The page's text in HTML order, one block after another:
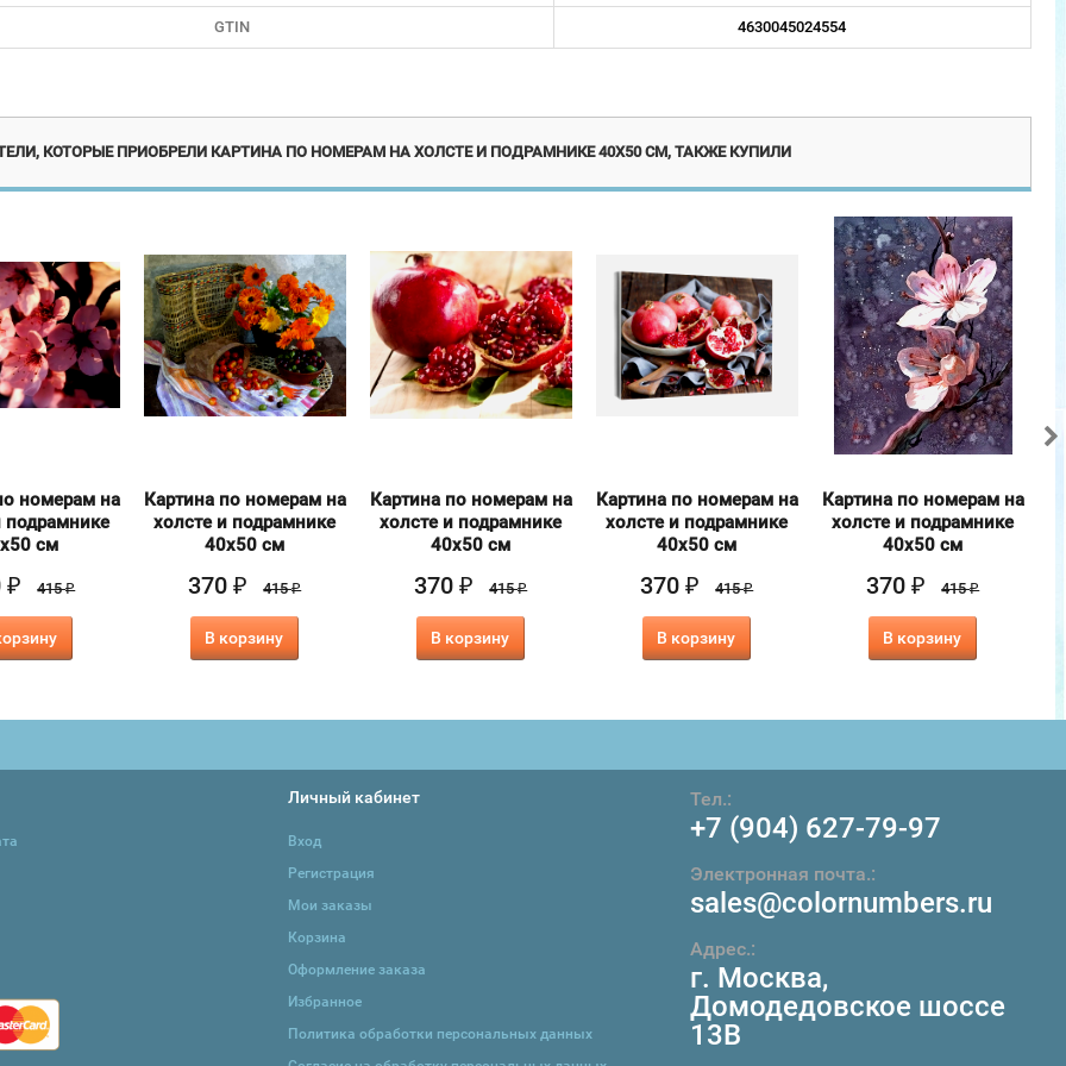
GTIN 4630045024554
КОТОРЫЕ ПРИОБРЕЛИ КАРТИНА ПО НОМЕРАМ НА ХОЛСТЕ И ПОДРАМНИКЕ 40Х50 СМ, ТАКЖЕ КУПИЛИ
номерам на
подрамнике
см
₽ 415₽
Картина по номерам на
холсте и подрамнике
40х50 см
370₽ 415₽
В корзину
Картина по номерам на
холсте и подрамнике
40х50 см
370₽ 415₽
В корзину
Картина по номерам на
холсте и подрамнике
40х50 см
370₽ 415₽
В корзину
Картина по номерам на
холсте и подрамнике
40х50 см
370₽ 415₽
В корзину
Личный кабинет
Вход
Регистрация
Мои заказы
Корзина
Оформление заказа
Избранное
Политика обработки персональных данных
Тел.:
+7 (904) 627-79-97
Электронная почта.:
sales@colornumbers.ru
Адрес.:
г. Москва,
Домодедовское шоссе
13В